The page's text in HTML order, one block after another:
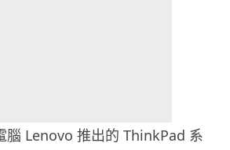
腦 Lenovo 推出的 ThinkPad 系